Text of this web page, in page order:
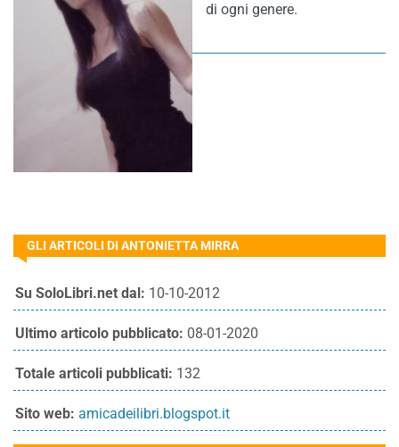
di ogni genere.
GLI ARTICOLI DI ANTONIETTA MIRRA
Su SoloLibri.net dal: 10-10-2012
Ultimo articolo pubblicato: 08-01-2020
Totale articoli pubblicati: 132
Sito web: amicadeilibri.blogspot.it